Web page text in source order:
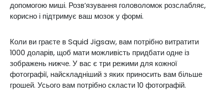
допомогою миші. Розв’язування головоломок розслабляє,
корисно і підтримує ваш мозок у формі.
Коли ви граєте в Squid Jigsaw, вам потрібно витратити
1000 доларів, щоб мати можливість придбати одне із
зображень нижче. У вас є три режими для кожної
фотографії, найскладніший з яких приносить вам більше
грошей. Усього вам потрібно скласти 10 фотографій.